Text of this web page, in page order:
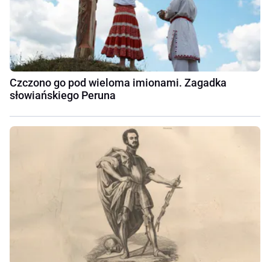
Czczono go pod wieloma imionami. Zagadka
słowiańskiego Peruna